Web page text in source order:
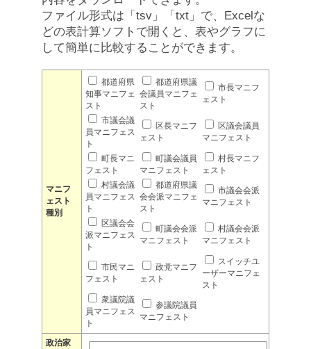
ファイル形式は「tsv」「txt」で、Excelな
どの表計算ソフトで開くと、表やグラフに
して簡単に比較することができます。
マニフ
ェスト
種別
都道府県
知事マニフェ
スト
都道府県議
会議員マニフェ
スト
市長マニフ
ェスト
市議会議
員マニフェス
ト
区長マニフ
ェスト
区議会議員
マニフェスト
町長マニ
フェスト
町議会議員
マニフェスト
村長マニフ
ェスト
村議会議
員マニフェス
ト
都道府県議
会会派マニフェ
スト
市議会会派
マニフェスト
区議会会
派マニフェス
ト
町議会会派
マニフェスト
村議会会派
マニフェスト
市民マニ
フェスト
政党マニフ
ェスト
スイッチユ
ーザーマニフェ
スト
衆議院議
員マニフェス
ト
参議院議員
マニフェスト
政治家